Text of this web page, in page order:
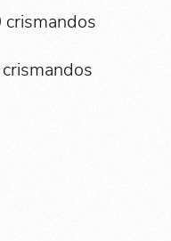
crismandos